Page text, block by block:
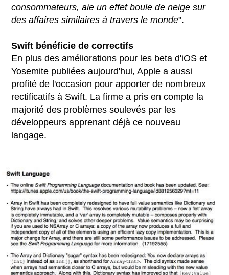
consommateurs, aie un effet boule de neige sur
des affaires similaires à travers le monde".
Swift bénéficie de correctifs
En plus des améliorations pour les beta d'iOS et
Yosemite publiées aujourd'hui, Apple a aussi
profité de l'occasion pour apporter de nombreux
rectificatifs à Swift. La firme a pris en compte la
majorité des problèmes soulevés par les
développeurs apprenant déjà ce nouveau
langage.